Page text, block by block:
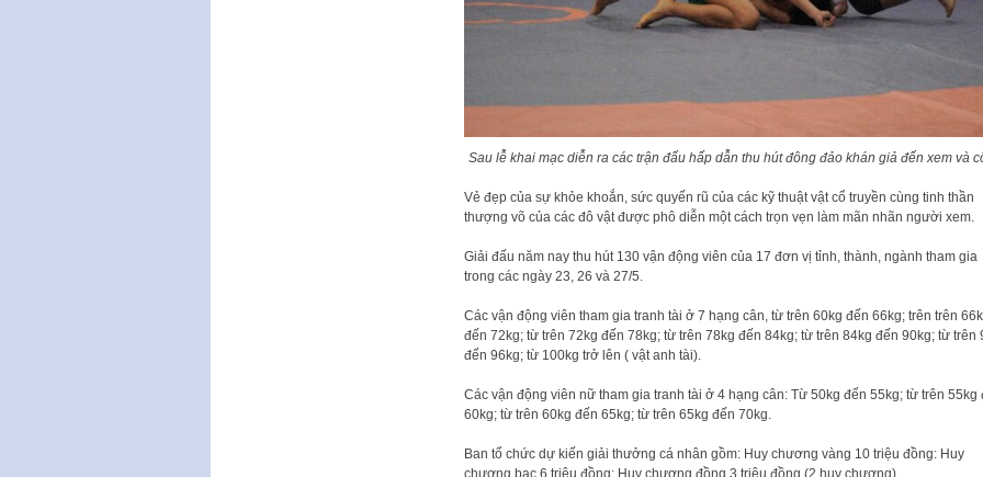
Sau lễ khai mạc diễn ra các trận đấu hấp dẫn thu hút đông đảo khán giả đến xem và
Vẻ đẹp của sự khỏe khoắn, sức quyến rũ của các kỹ thuật vật cổ truyền cùng tinh thần
thượng võ của các đô vật được phô diễn một cách trọn vẹn làm mãn nhãn người xem.
Giải đấu năm nay thu hút 130 vận động viên của 17 đơn vị tỉnh, thành, ngành tham gia
trong các ngày 23, 26 và 27/5.
Các vận động viên tham gia tranh tài ở 7 hạng cân, từ trên 60kg đến 66kg; trên trên
đến 72kg; từ trên 72kg đến 78kg; từ trên 78kg đến 84kg; từ trên 84kg đến 90kg; từ trên
đến 96kg; từ 100kg trở lên ( vật anh tài).
Các vận động viên nữ tham gia tranh tài ở 4 hạng cân: Từ 50kg đến 55kg; từ trên 55kg
60kg; từ trên 60kg đến 65kg; từ trên 65kg đến 70kg.
Ban tổ chức dự kiến giải thưởng cá nhân gồm: Huy chương vàng 10 triệu đồng: Huy
chương bạc 6 triệu đồng: Huy chương đồng 3 triệu đồng (2 huy chương).